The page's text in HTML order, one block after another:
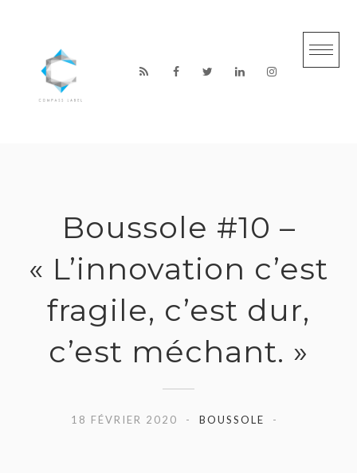
Boussole #10 –
« L’innovation c’est
fragile, c’est dur,
c’est méchant. »
18 FÉVRIER 2020 BOUSSOLE